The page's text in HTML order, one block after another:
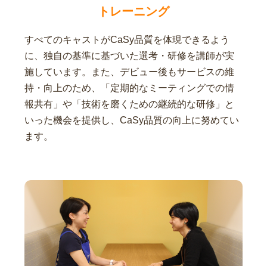
トレーニング
すべてのキャストがCaSy品質を体現できるよう
に、独自の基準に基づいた選考・研修を講師が実
施しています。また、デビュー後もサービスの維
持・向上のため、「定期的なミーティングでの情
報共有」や「技術を磨くための継続的な研修」と
いった機会を提供し、CaSy品質の向上に努めてい
ます。